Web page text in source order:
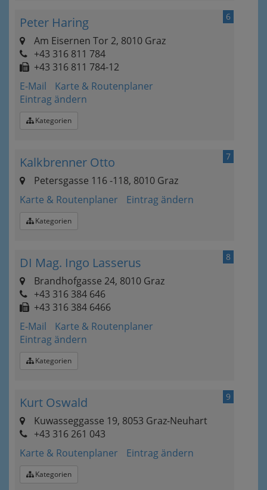
6
Peter Haring
Am Eisernen Tor 2, 8010 Graz
+43 316 811 784
+43 316 811 784-12
E-Mail
Karte & Routenplaner
Eintrag ändern
Kategorien
7
Kalkbrenner Otto
Petersgasse 116 -118, 8010 Graz
Karte & Routenplaner
Eintrag ändern
Kategorien
8
DI Mag. Ingo Lasserus
Brandhofgasse 24, 8010 Graz
+43 316 384 646
+43 316 384 6466
E-Mail
Karte & Routenplaner
Eintrag ändern
Kategorien
9
Kurt Oswald
Kuwasseggasse 19, 8053 Graz-Neuhart
+43 316 261 043
Karte & Routenplaner
Eintrag ändern
Kategorien